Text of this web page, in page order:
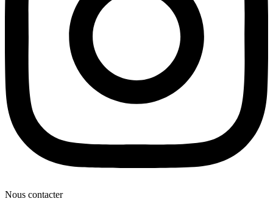
Nous contacter